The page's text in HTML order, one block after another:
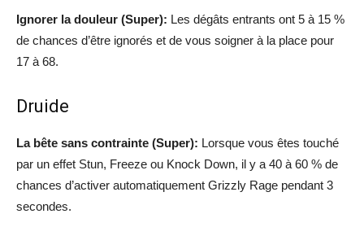
Ignorer la douleur (Super): Les dégâts entrants ont 5 à 15 %
de chances d’être ignorés et de vous soigner à la place pour
17 à 68.
Druide
La bête sans contrainte (Super): Lorsque vous êtes touché
par un effet Stun, Freeze ou Knock Down, il y a 40 à 60 % de
chances d’activer automatiquement Grizzly Rage pendant 3
secondes.